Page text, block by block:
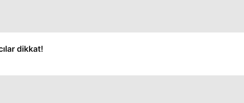
dikkat!